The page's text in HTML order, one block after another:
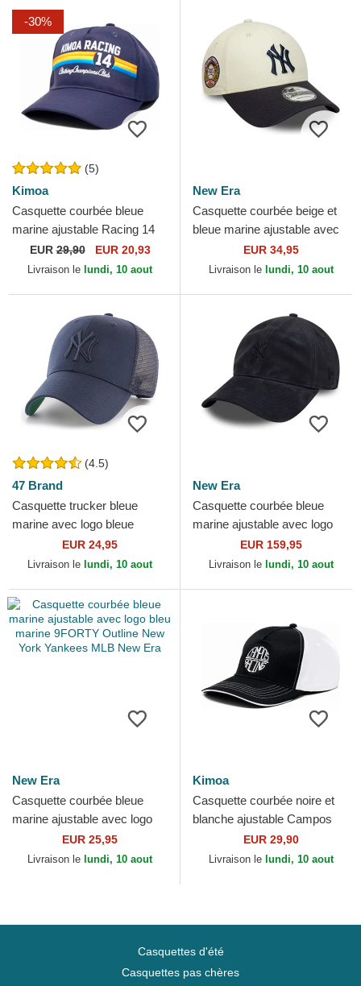
-30%
(5)
Kimoa
Casquette courbée bleue
marine ajustable Racing 14
Kimoa
EUR29,90 EUR 20,93
Livraison le lundi, 10 aout
New Era
Casquette courbée beige et
bleue marine ajustable avec
logo bleu marine 9FORTY
World Series New...
EUR 34,95
Livraison le lundi, 10 aout
(4.5)
47 Brand
Casquette trucker bleue
marine avec logo bleue
marine New York Yankees
MLB MVP Branson 47 Brand
EUR 24,95
Livraison le lundi, 10 aout
New Era
Casquette courbée bleue
marine ajustable avec logo
bleu marine 9TWENTY
Suede New York Yankees
EUR 159,95
Livraison le lundi, 10 aout
New Era
Casquette courbée bleue
marine ajustable avec logo
bleu marine 9FORTY Outline
New York Yankees...
EUR 25,95
Livraison le lundi, 10 aout
Kimoa
Casquette courbée noire et
blanche ajustable Campos
Racing 1998 Kimoa
EUR 29,90
Livraison le lundi, 10 aout
Casquettes d'été
Casquettes pas chères